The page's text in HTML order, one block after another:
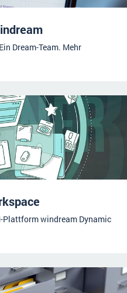
Dream-Team. Mehr
Plattform windream Dynamic